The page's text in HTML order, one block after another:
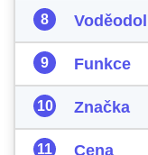
Funkce
Značka
Cena